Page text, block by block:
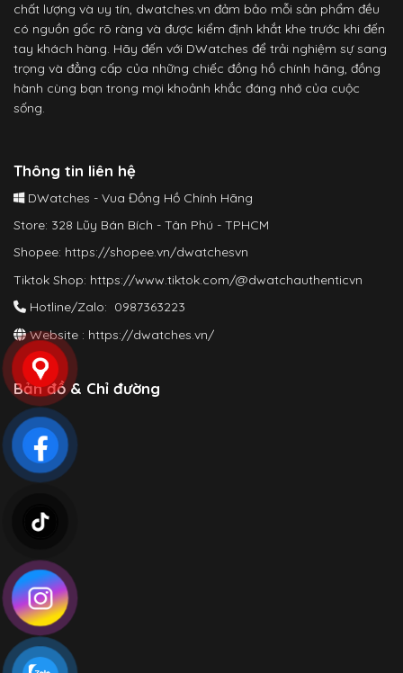
chất lượng và uy tín, dwatches.vn đảm bảo mỗi sản phẩm đều
có nguồn gốc rõ ràng và được kiểm định khắt khe trước khi đến
tay khách hàng. Hãy đến với DWatches để trải nghiệm sự sang
trọng và đẳng cấp của những chiếc đồng hồ chính hãng, đồng
hành cùng bạn trong mọi khoảnh khắc đáng nhớ của cuộc
sống.
Thông tin liên hệ
DWatches - Vua Đồng Hồ Chính Hãng
Store: 328 Lũy Bán Bích - Tân Phú - TPHCM
Shopee: https://shopee.vn/dwatchesvn
Tiktok Shop: https://www.tiktok.com/@dwatchauthenticvn
Hotline/Zalo: 0987363223
Website : https://dwatches.vn/
Bản đồ & Chỉ đường